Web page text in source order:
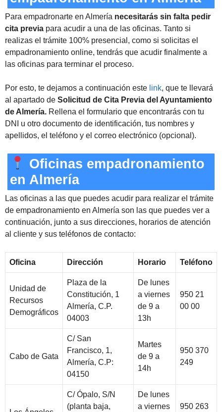
Para empadronarte en Almería necesitarás sin falta pedir
cita previa para acudir a una de las oficinas. Tanto si
realizas el trámite 100% presencial, como si solicitas el
empadronamiento online, tendrás que acudir finalmente a
las oficinas para terminar el proceso.
Por esto, te dejamos a continuación este link, que te llevará
al apartado de Solicitud de Cita Previa del Ayuntamiento
de Almería. Rellena el formulario que encontrarás con tu
DNI u otro documento de identificación, tus nombres y
apellidos, el teléfono y el correo electrónico (opcional).
Oficinas empadronamiento
en Almería
Las oficinas a las que puedes acudir para realizar el trámite
de empadronamiento en Almería son las que puedes ver a
continuación, junto a sus direcciones, horarios de atención
al cliente y sus teléfonos de contacto:
Oficina Dirección Horario Teléfono
Unidad de
Recursos
Demográficos
Plaza de la
Constitución, 1
Almería, C.P.
04003
De lunes
a viernes
de 9 a
13h
950 21
00 00
Cabo de Gata
C/ San
Francisco, 1,
Almería, C.P:
04150
Martes
de 9 a
14h
950 370
249
C/ Ópalo, S/N
(planta baja,
De lunes
a viernes
950 263